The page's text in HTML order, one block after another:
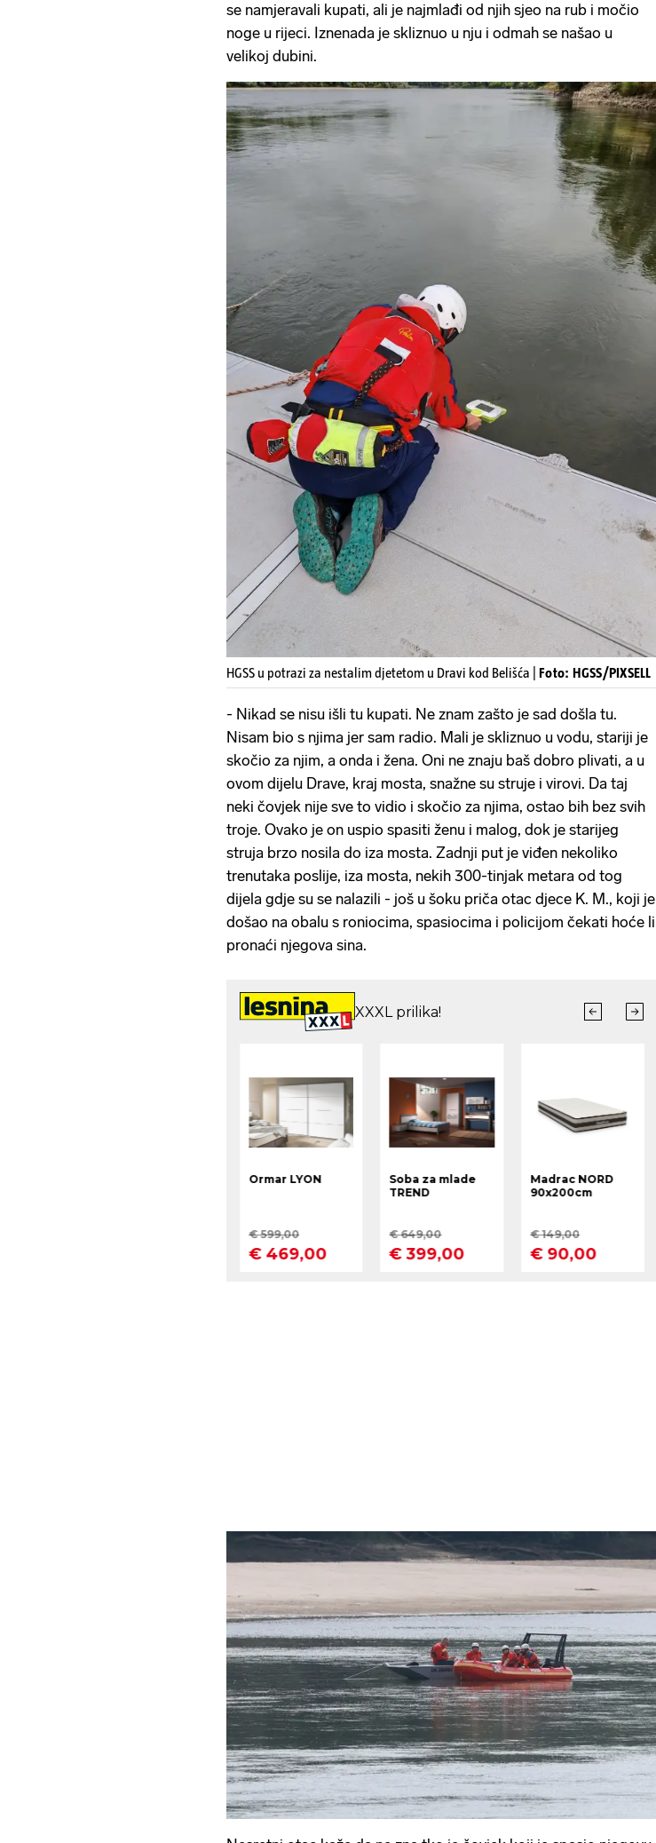
se namjeravali kupati, ali je najmlađi od njih sjeo na rub i močio
noge u rijeci. Iznenada je skliznuo u nju i odmah se našao u
velikoj dubini.
HGSS u potrazi za nestalim djetetom u Dravi kod Belišća | Foto: HGSS/PIXSELL
- Nikad se nisu išli tu kupati. Ne znam zašto je sad došla tu.
Nisam bio s njima jer sam radio. Mali je skliznuo u vodu, stariji je
skočio za njim, a onda i žena. Oni ne znaju baš dobro plivati, a u
ovom dijelu Drave, kraj mosta, snažne su struje i virovi. Da taj
neki čovjek nije sve to vidio i skočio za njima, ostao bih bez svih
troje. Ovako je on uspio spasiti ženu i malog, dok je starijeg
struja brzo nosila do iza mosta. Zadnji put je viđen nekoliko
trenutaka poslije, iza mosta, nekih 300-tinjak metara od tog
dijela gdje su se nalazili - još u šoku priča otac djece K. M., koji je
došao na obalu s roniocima, spasiocima i policijom čekati hoće li
pronaći njegova sina.